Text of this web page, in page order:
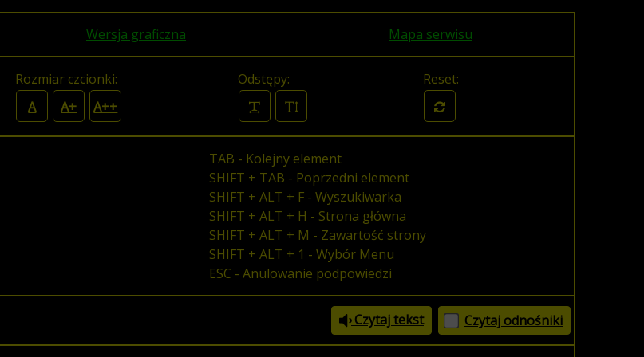
Wersja graficzna Mapa serwisu
Rozmiar czcionki:
A
A+ A++
Odstępy: Reset:
TAB - Kolejny element
SHIFT + TAB - Poprzedni element
SHIFT + ALT + F - Wyszukiwarka
SHIFT + ALT + H - Strona główna
SHIFT + ALT + M - Zawartość strony
SHIFT + ALT + 1 - Wybór Menu
ESC - Anulowanie podpowiedzi
Czytaj tekst Czytaj odnośniki